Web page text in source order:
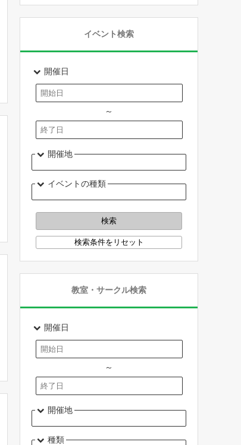
イベント検索
開催日
～
開催地
イベントの種類
教室・サークル検索
開催日
～
開催地
種類